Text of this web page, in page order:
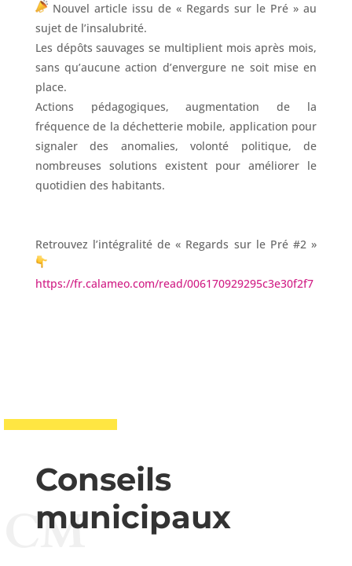
Nouvel article issu de « Regards sur le Pré » au
sujet de l’insalubrité.
Les dépôts sauvages se multiplient mois après mois,
sans qu’aucune action d’envergure ne soit mise en
place.
Actions pédagogiques, augmentation de la
fréquence de la déchetterie mobile, application pour
signaler des anomalies, volonté politique, de
nombreuses solutions existent pour améliorer le
quotidien des habitants.
Retrouvez l’intégralité de « Regards sur le Pré #2 »
https://fr.calameo.com/read/006170929295c3e30f2f7
Conseils
municipaux
CM